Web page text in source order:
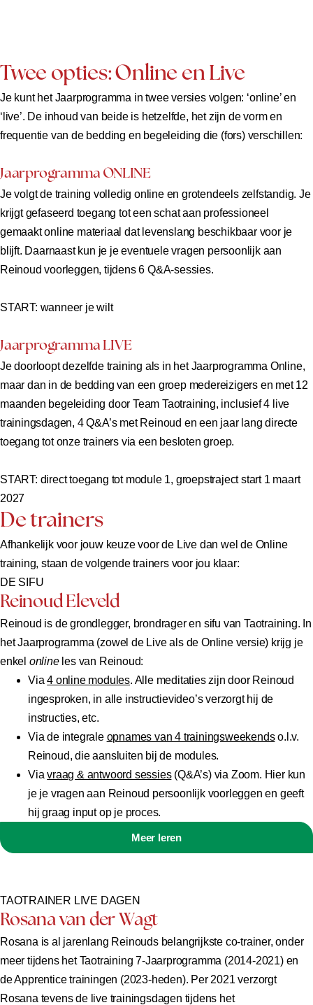
Twee opties: Online en Live
Je kunt het Jaarprogramma in twee versies volgen: ‘online’ en
‘live’. De inhoud van beide is hetzelfde, het zijn de vorm en
frequentie van de bedding en begeleiding die (fors) verschillen:
Jaarprogramma ONLINE
Je volgt de training volledig online en grotendeels zelfstandig. Je
krijgt gefaseerd toegang tot een schat aan professioneel
gemaakt online materiaal dat levenslang beschikbaar voor je
blijft. Daarnaast kun je je eventuele vragen persoonlijk aan
Reinoud voorleggen, tijdens 6 Q&A-sessies.
START: wanneer je wilt
Jaarprogramma LIVE
Je doorloopt dezelfde training als in het Jaarprogramma Online,
maar dan in de bedding van een groep medereizigers en met 12
maanden begeleiding door Team Taotraining, inclusief 4 live
trainingsdagen, 4 Q&A’s met Reinoud en een jaar lang directe
toegang tot onze trainers via een besloten groep.
START: direct toegang tot module 1, groepstraject start 1 maart
2027
De trainers
Afhankelijk voor jouw keuze voor de Live dan wel de Online
training, staan de volgende trainers voor jou klaar:
DE SIFU
Reinoud Eleveld
Reinoud is de grondlegger, brondrager en sifu van Taotraining. In
het Jaarprogramma (zowel de Live als de Online versie) krijg je
enkel onlineles van Reinoud:
Via4 online modules. Alle meditaties zijn door Reinoud
ingesproken, in alle instructievideo’s verzorgt hij de
instructies, etc.
Via de integrale opnames van 4 trainingsweekendso.l.v.
Reinoud, die aansluiten bij de modules.
Viavraag & antwoord sessies(Q&A’s) via Zoom. Hier kun
je je vragen aan Reinoud persoonlijk voorleggen en geeft
hij graag input op je proces.
Meer leren
TAOTRAINER LIVE DAGEN
Rosana van der Wagt
Rosana is al jarenlang Reinouds belangrijkste co-trainer, onder
meer tijdens het Taotraining 7-Jaarprogramma (2014-2021) en
de Apprentice trainingen (2023-heden). Per 2021 verzorgt
Rosana tevens de live trainingsdagen tijdens het